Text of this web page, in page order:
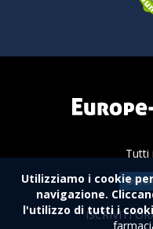
Tutti
ISCRIVITI
Utilizziamo i cookie
navigazione.
l'utilizzo di tutti i